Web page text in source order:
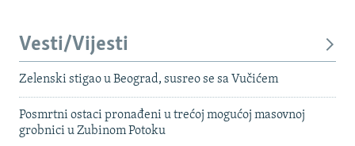
Vesti/Vijesti
Zelenski stigao u Beograd, susreo se sa Vučićem
Posmrtni ostaci pronađeni u trećoj mogućoj masovnoj
grobnici u Zubinom Potoku